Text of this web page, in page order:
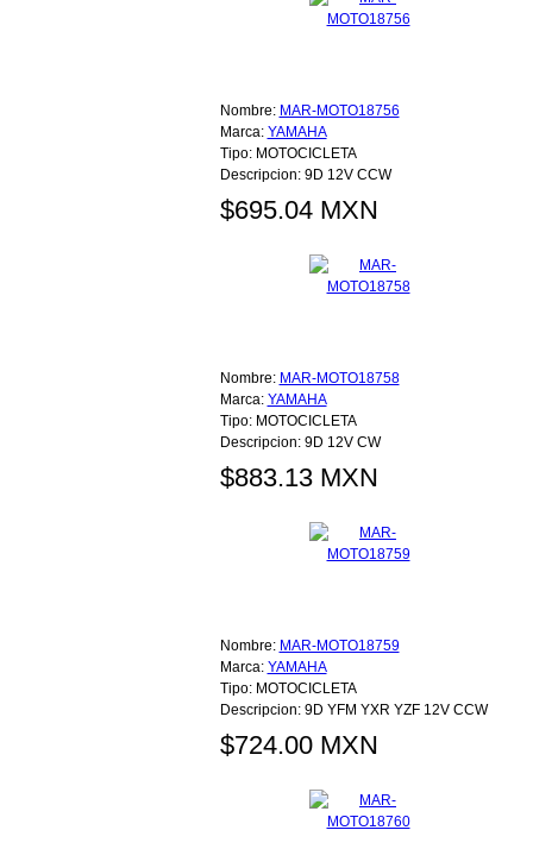
Nombre: MAR-MOTO18756
Marca: YAMAHA
Tipo: MOTOCICLETA
Descripcion: 9D 12V CCW
$695.04 MXN
Nombre: MAR-MOTO18758
Marca: YAMAHA
Tipo: MOTOCICLETA
Descripcion: 9D 12V CW
$883.13 MXN
Nombre: MAR-MOTO18759
Marca: YAMAHA
Tipo: MOTOCICLETA
Descripcion: 9D YFM YXR YZF 12V CCW
$724.00 MXN